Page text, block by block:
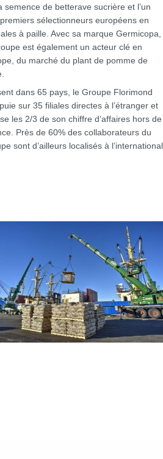
semence de betterave sucrière et l’un
sélectionneurs européens en
à paille. Avec sa marque Germicopa,
est également un acteur clé en
du marché du plant de pomme de
dans 65 pays, le Groupe Florimond
sur 35 filiales directes à l’étranger et
les 2/3 de son chiffre d’affaires hors de
Près de 60% des collaborateurs du
sont d’ailleurs localisés à l’international.